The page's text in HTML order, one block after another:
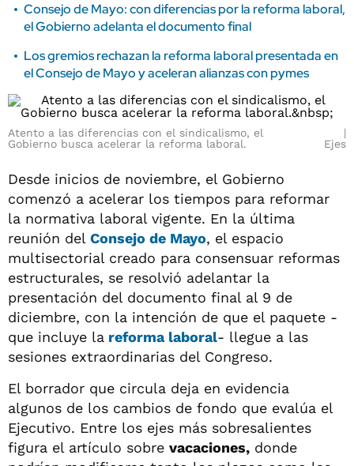
Consejo de Mayo: con diferencias por la reforma laboral,
el Gobierno adelanta el documento final
Los gremios rechazan la reforma laboral presentada en
el Consejo de Mayo y aceleran alianzas con pymes
Atento a las diferencias con el sindicalismo, el
Gobierno busca acelerar la reforma laboral.
Ejes
Desde inicios de noviembre, el Gobierno
comenzó a acelerar los tiempos para reformar
la normativa laboral vigente. En la última
reunión del Consejo de Mayo, el espacio
multisectorial creado para consensuar reformas
estructurales, se resolvió adelantar la
presentación del documento final al 9 de
diciembre, con la intención de que el paquete -
que incluye la reforma laboral- llegue a las
sesiones extraordinarias del Congreso.
El borrador que circula deja en evidencia
algunos de los cambios de fondo que evalúa el
Ejecutivo. Entre los ejes más sobresalientes
figura el artículo sobre vacaciones, donde